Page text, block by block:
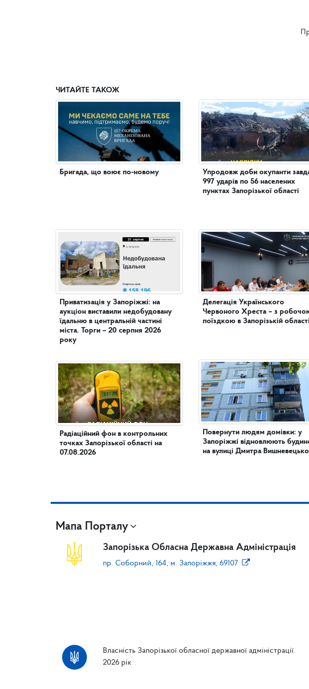
ЧИТАЙТЕ ТАКОЖ
Бригада, що воює по-новому
Приватизація у Запоріжжі: на
аукціон виставили недобудовану
їдальню в центральній частині
міста. Торги – 20 серпня 2026
року
Радіаційний фон в контрольних
точках Запорізької області на
07.08.2026
Упродовж доби окупанти
997 ударів по 56 населених
пунктах Запорізької області
Делегація Українського
Червоного Хреста – з
поїздкою в Запорізькій області
Повернути людям домівки: у
Запоріжжі відновлюють
на вулиці Дмитра
Мапа Порталу
Запорізька Обласна Державна Адміністрація
пр. Соборний, 164, м. Запоріжжя, 69107
Власність Запорізької обласної державної адміністрації.
2026 рік